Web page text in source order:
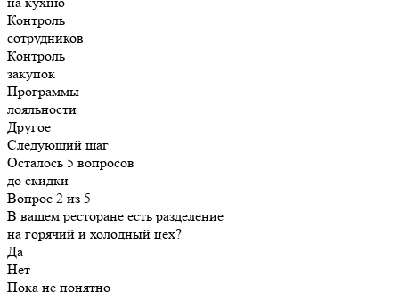
Контроль
сотрудников
Контроль
закупок
Программы
лояльности
Другое
Следующий шаг
Осталось 5 вопросов
до скидки
Вопрос 2 из 5
В вашем ресторане есть разделение
на горячий и холодный цех?
Да
Нет
Пока не понятно